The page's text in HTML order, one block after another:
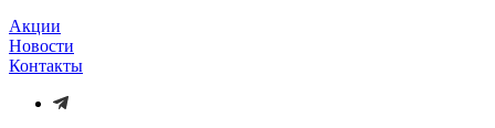
Акции
Новости
Контакты